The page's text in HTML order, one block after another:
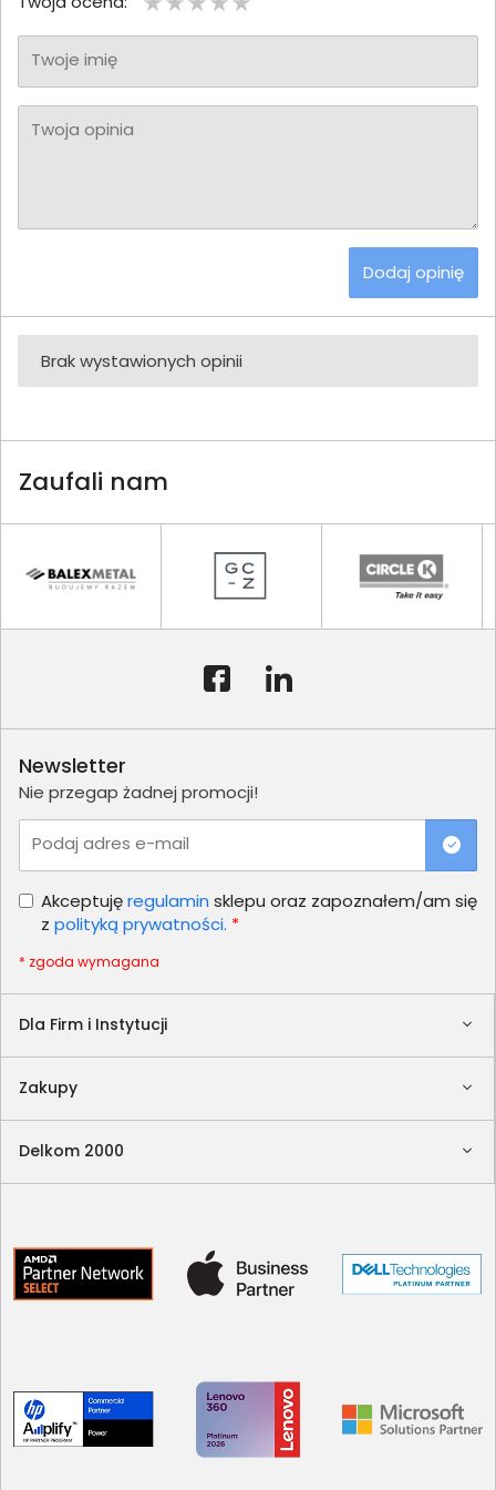
Twoje imię
Twoja opinia
Dodaj opinię
Brak wystawionych opinii
Zaufali nam
Dla Firm i Instytucji
Zakupy
Delkom 2000
Newsletter
Nie przegap żadnej promocji!
Podaj adres e-mail
Akceptujęregulamin sklepu oraz zapoznałem/am się
z polityką prywatności. *
* zgoda wymagana